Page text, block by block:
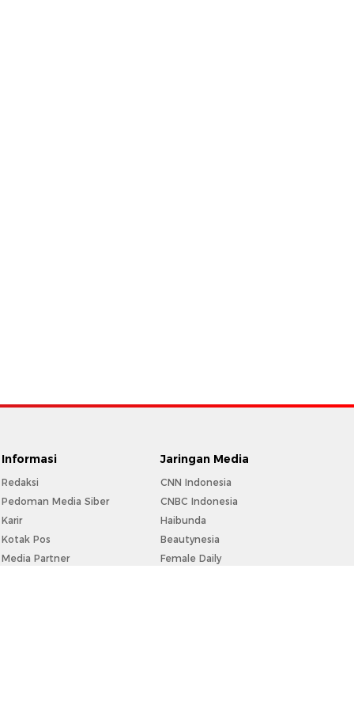
Informasi
Redaksi
Pedoman Media Siber
Karir
Kotak Pos
Media Partner
Jaringan Media
CNN Indonesia
CNBC Indonesia
Haibunda
Beautynesia
Female Daily